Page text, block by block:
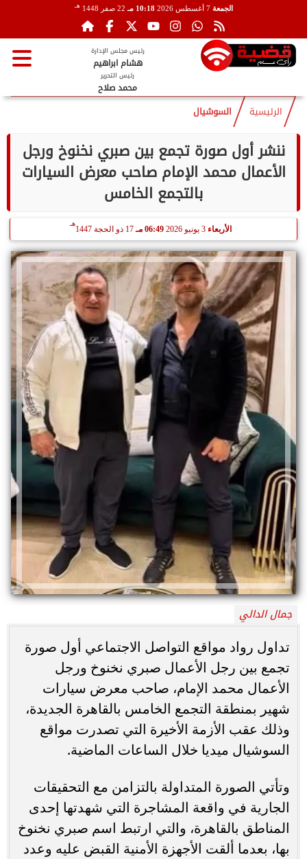
الجمعة 7 أغسطس 2026 10:18 مـ 22 صفر 1448 هـ
رئيس مجلس الإدارة
هشام ابراهيم
رئيس التحرير
محمد صلاح
الرئيسية السوشيال
ننشر أول صورة تجمع بين صبري نخنوخ ورجل
الأعمال محمد الإمام صاحب معرض السيارات
بالتجمع الخامس
الأربعاء 06:49 مـ 17 ذو الحجة 1447
هـ
جمال الدالي
تداول رواد مواقع التواصل الاجتماعي أول صورة
تجمع بين رجل الأعمال صبري نخنوخ ورجل
الأعمال محمد الإمام، صاحب معرض سيارات
شهير بمنطقة التجمع الخامس بالقاهرة الجديدة،
وذلك عقب الأزمة الأخيرة التي تصدرت مواقع
السوشيال ميديا خلال الساعات الماضية.
وتأتي الصورة المتداولة بالتزامن مع التحقيقات
الجارية في واقعة المشاجرة التي شهدتها إحدى
المناطق بالقاهرة، والتي ارتبط اسم صبري نخنوخ
بها، بعدما ألقت الأجهزة الأمنية القبض عليه وعدد